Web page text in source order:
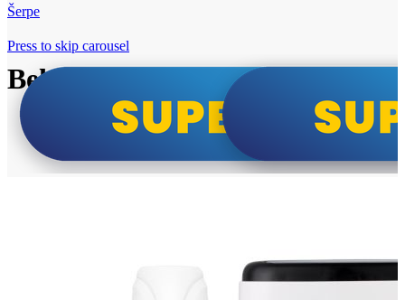
Šerpe
Beko i Tesla super cene
Press to skip carousel